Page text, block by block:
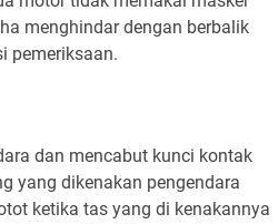
menghindar dengan berbalik
pemeriksaan.
dan mencabut kunci kontak
yang dikenakan pengendara
ketika tas yang di kenakannya